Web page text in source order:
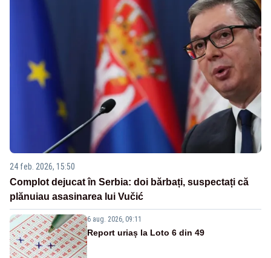
24 feb. 2026, 15:50
Complot dejucat în Serbia: doi bărbați, suspectați că
plănuiau asasinarea lui Vučić
6 aug. 2026, 09:11
Report uriaș la Loto 6 din 49